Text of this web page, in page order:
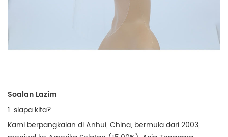
Soalan Lazim
1. siapa kita?
Kami berpangkalan di Anhui, China, bermula dari 2003,